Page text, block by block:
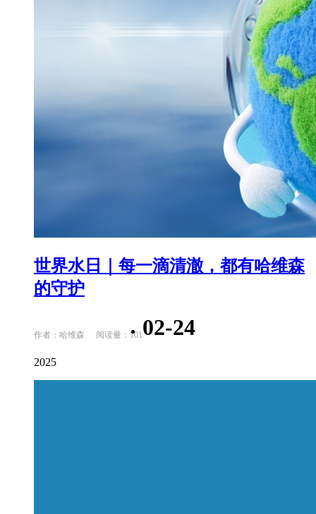
世界水日｜每一滴清澈，都有哈维森
的守护
作者：哈维森 阅读量：101 02-24
2025